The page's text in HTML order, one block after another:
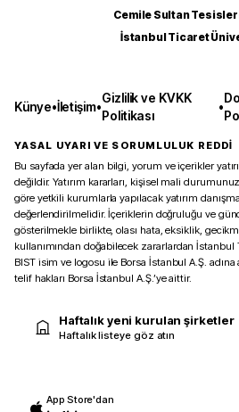
Cemile Sultan
İstanbul Ticaret
Künye•İletişim•
Gizlilik ve KVKK
Politikası
•
YASAL UYARI VE SORUMLULUK REDDİ
Bu sayfada yer alan bilgi, yorum ve içerikler
değildir. Yatırım kararları, kişisel mali
göre yetkili kurumlarla yapılacak yatırım
değerlendirilmelidir. İçeriklerin doğruluğu ve
gösterilmekle birlikte, olası hata, eksiklik,
kullanımından doğabilecek zararlardan İstanbul
BIST isim ve logosu ile Borsa İstanbul A.Ş.
telif hakları Borsa İstanbul A.Ş.’ye aittir.
Haftalık yeni kurulan şirketler
Haftalık listeye göz atın
App Store'dan